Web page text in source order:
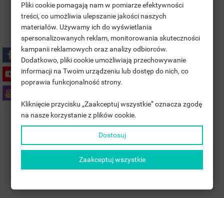
Polski Producent
5 Lat GWARANCJI
Zasady dostawy
MOJE LISTY ŻYCZEŃ
((TITLE))
((LABEL))
((CANCELTEXT))
ZALOGUJ SIĘ
MUSISZ BYĆ ZALOGOWANY BY ZAPISAĆ PRODUKTY NA
SWOJEJ LIŚCIE ŻYCZEŃ.
((CANCELTEXT)) ((LOGINTEXT))
Pliki cookie pomagają nam w pomiarze efektywności
treści, co umożliwia ulepszanie jakości naszych
materiałów. Używamy ich do wyświetlania
spersonalizowanych reklam, monitorowania skuteczności
kampanii reklamowych oraz analizy odbiorców.
Dodatkowo, pliki cookie umożliwiają przechowywanie
informacji na Twoim urządzeniu lub dostęp do nich, co
poprawia funkcjonalność strony.
Kliknięcie przycisku „Zaakceptuj wszystkie” oznacza zgodę
na nasze korzystanie z plików cookie.
Dostosuj
Zaakceptuj wszystkie